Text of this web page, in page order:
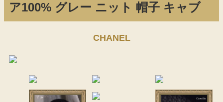
ア100% グレー ニット 帽子 キャブ
CHANEL
LOUIS VITTON
サービスの特長